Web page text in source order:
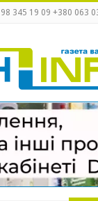
345 19 09 +380 063